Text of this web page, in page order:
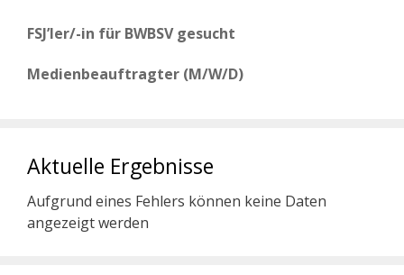
FSJ’ler/-in für BWBSV gesucht
Medienbeauftragter (M/W/D)
Aktuelle Ergebnisse
Aufgrund eines Fehlers können keine Daten
angezeigt werden